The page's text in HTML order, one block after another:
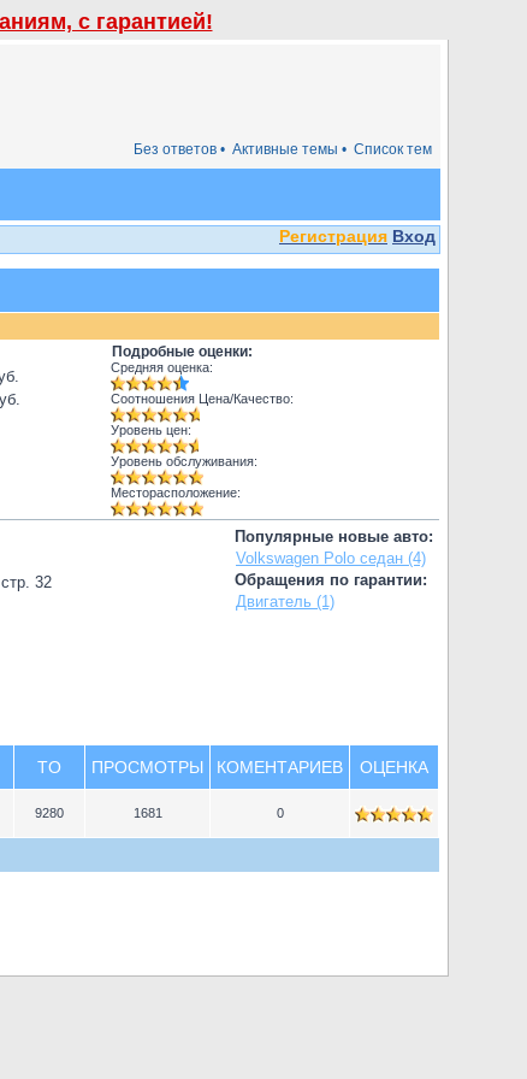
с гарантией!
Список тем
Активные темы •
Без ответов •
Регистрация Вход
Подробные оценки:
Средняя оценка:
Соотношения Цена/Качество:
Уровень цен:
Уровень обслуживания:
Месторасположение:
Популярные новые авто:
Volkswagen Polo седан (4)
Обращения по гарантии:
Двигатель (1)
32
TO ПРОСМОТРЫ КОМЕНТАРИЕВ ОЦЕНКА
9280 1681 0